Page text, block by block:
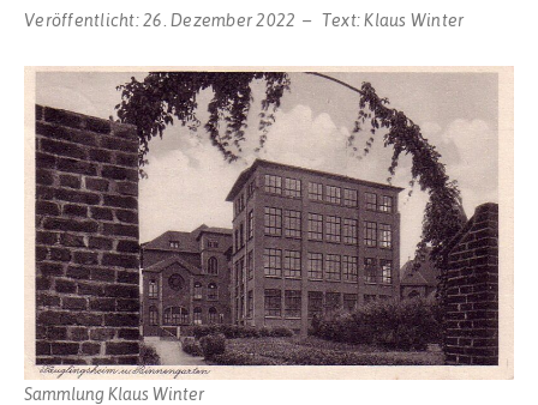
Veröffentlicht:26. Dezember 2022 Text:Klaus Winter
Sammlung Klaus Winter